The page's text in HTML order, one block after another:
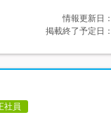
情報更新日：
掲載終了予定日：
社員